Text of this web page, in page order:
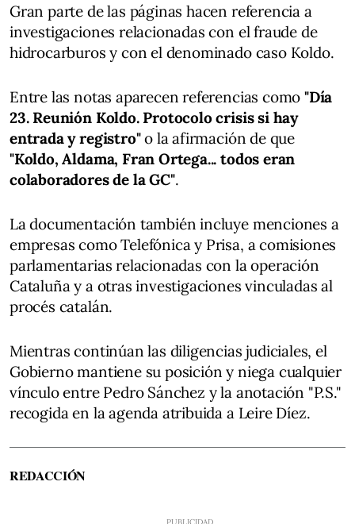
Gran parte de las páginas hacen referencia a
investigaciones relacionadas con el fraude de
hidrocarburos y con el denominado caso Koldo.
Entre las notas aparecen referencias como"Día
23. Reunión Koldo. Protocolo crisis si hay
entrada y registro"o la afirmación de que
"Koldo, Aldama, Fran Ortega... todos eran
colaboradores de la GC".
La documentación también incluye menciones a
empresas como Telefónica y Prisa, a comisiones
parlamentarias relacionadas con la operación
Cataluña y a otras investigaciones vinculadas al
procés catalán.
Mientras continúan las diligencias judiciales, el
Gobierno mantiene su posición y niega cualquier
vínculo entre Pedro Sánchez y la anotación "P.S."
recogida en la agenda atribuida a Leire Díez.
REDACCIÓN